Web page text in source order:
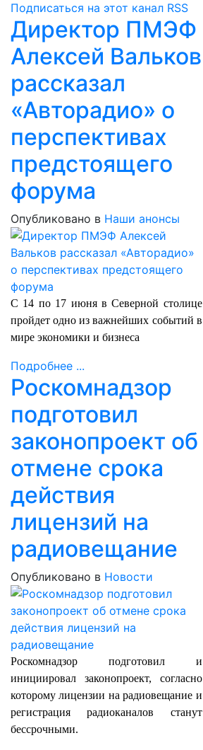
Подписаться на этот канал RSS
Директор ПМЭФ
Алексей Вальков
рассказал
«Авторадио» о
перспективах
предстоящего
форума
Опубликовано в Наши анонсы
С 14 по 17 июня в Северной столице
пройдет одно из важнейших событий в
мире экономики и бизнеса
Подробнее ...
Роскомнадзор
подготовил
законопроект об
отмене срока
действия
лицензий на
радиовещание
Опубликовано в Новости
Роскомнадзор подготовил и
инициировал законопроект, согласно
которому лицензии на радиовещание и
регистрация радиоканалов станут
бессрочными.